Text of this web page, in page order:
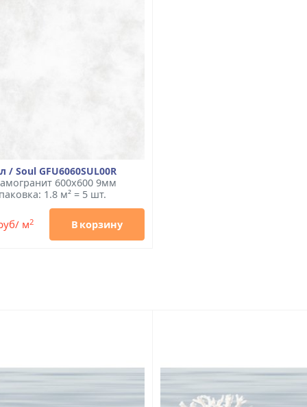
/ Soul GFU6060SUL00R
600x600 9мм
1.8 м² = 5 шт.
м2 В корзину